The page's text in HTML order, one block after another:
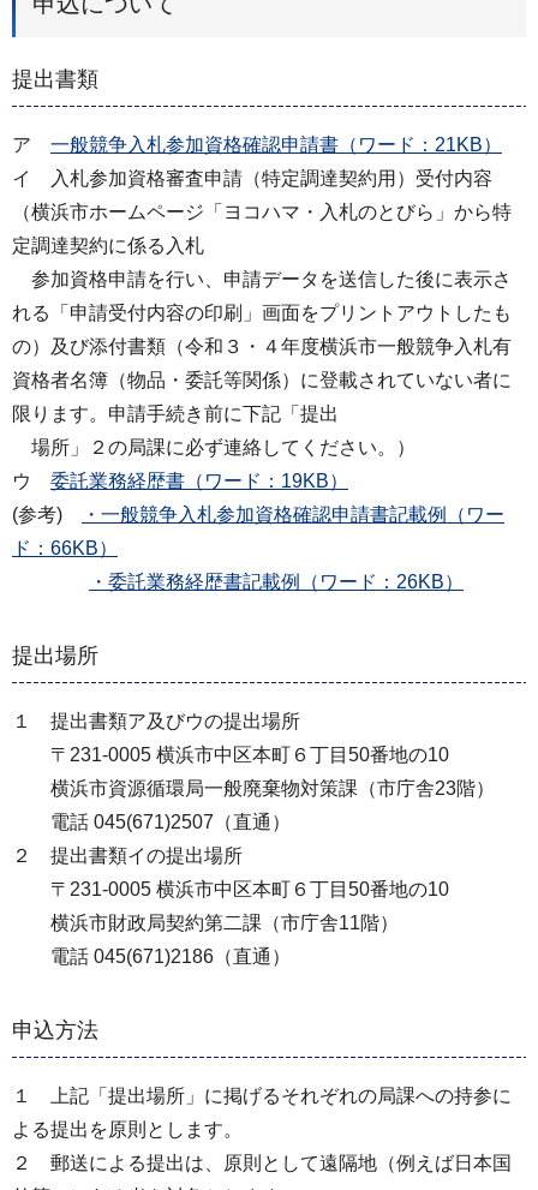
提出書類
ア 一般競争入札参加資格確認申請書（ワード：21KB）
イ 入札参加資格審査申請（特定調達契約用）受付内容
（横浜市ホームページ「ヨコハマ・入札のとびら」から特
定調達契約に係る入札
参加資格申請を行い、申請データを送信した後に表示さ
れる「申請受付内容の印刷」画面をプリントアウトしたも
の）及び添付書類（令和３・４年度横浜市一般競争入札有
資格者名簿（物品・委託等関係）に登載されていない者に
限ります。申請手続き前に下記「提出
場所」２の局課に必ず連絡してください。）
ウ 委託業務経歴書（ワード：19KB）
(参考)
・一般競争入札参加資格確認申請書記載例（ワー
ド：66KB）
・委託業務経歴書記載例（ワード：26KB）
提出場所
１ 提出書類ア及びウの提出場所
〒231-0005 横浜市中区本町６丁目50番地の10
横浜市資源循環局一般廃棄物対策課（市庁舎23階）
電話 045(671)2507（直通）
２ 提出書類イの提出場所
〒231-0005 横浜市中区本町６丁目50番地の10
横浜市財政局契約第二課（市庁舎11階）
電話 045(671)2186（直通）
申込方法
１ 上記「提出場所」に掲げるそれぞれの局課への持参に
よる提出を原則とします。
２ 郵送による提出は、原則として遠隔地（例えば日本国